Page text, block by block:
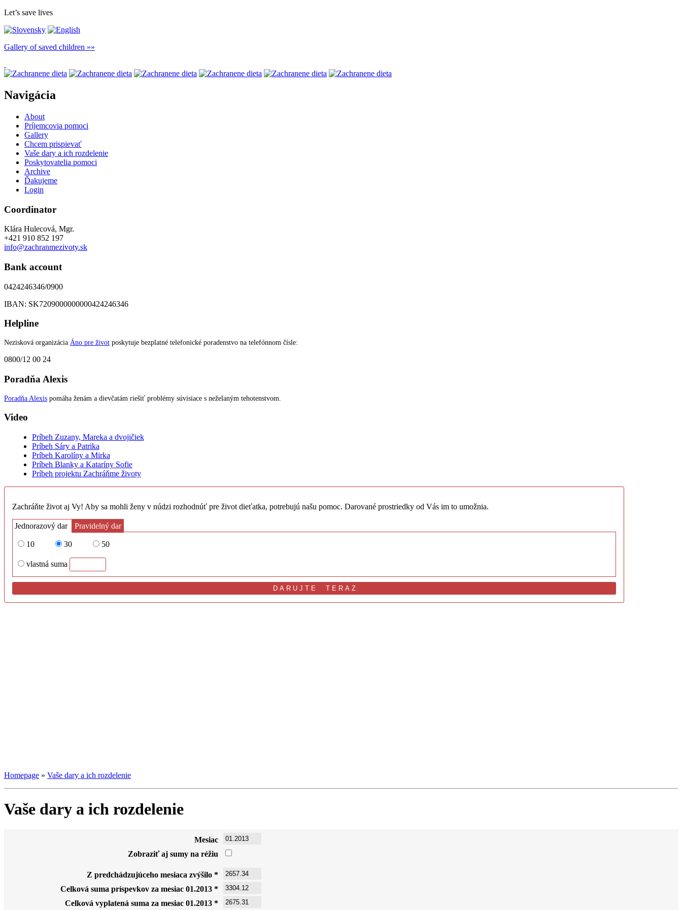
Let’s save lives
Gallery of saved children
Navigácia
About
Príjemcovia pomoci
Gallery
Chcem prispievať
Vaše dary a ich rozdelenie
Poskytovatelia pomoci
Archive
Ďakujeme
Login
Coordinator
Klára Hulecová, Mgr.
+421 910 852 197
info@zachranmezivoty.sk
Bank account
0424246346/0900
IBAN: SK7209000000000424246346
Helpline
Nezisková organizácia Áno pre život poskytuje bezplatné telefonické poradenstvo na telefónnom čísle:
0800/12 00 24
Poradňa Alexis
Poradňa Alexis pomáha ženám a dievčatám riešiť problémy súvisiace s neželaným tehotenstvom.
Video
Príbeh Zuzany, Mareka a dvojičiek
Príbeh Sáry a Patrika
Príbeh Karolíny a Mirka
Príbeh Blanky a Kataríny Sofie
Príbeh projektu Zachráňme životy
Homepage » Vaše dary a ich rozdelenie
Vaše dary a ich rozdelenie
Mesiac
Zobraziť aj sumy na réžiu
Z predchádzujúceho mesiaca zvýšilo *
Celková suma príspevkov za mesiac 01.2013 *
Celková vyplatená suma za mesiac 01.2013 *